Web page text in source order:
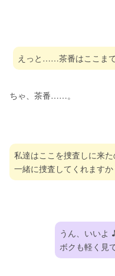
えっと……茶番はここま
ちゃ、茶番……。
私達はここを捜査しに来
一緒に捜査してくれますか
うん、いいよ
ボクも軽く見